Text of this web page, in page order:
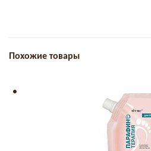
Похожие товары